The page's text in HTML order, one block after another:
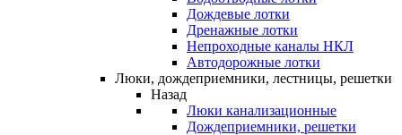
Дождевые лотки
Дренажные лотки
Непроходные каналы НКЛ
Автодорожные лотки
Люки, дождеприемники, лестницы, решетки
Назад
Люки канализационные
Дождеприемники, решетки